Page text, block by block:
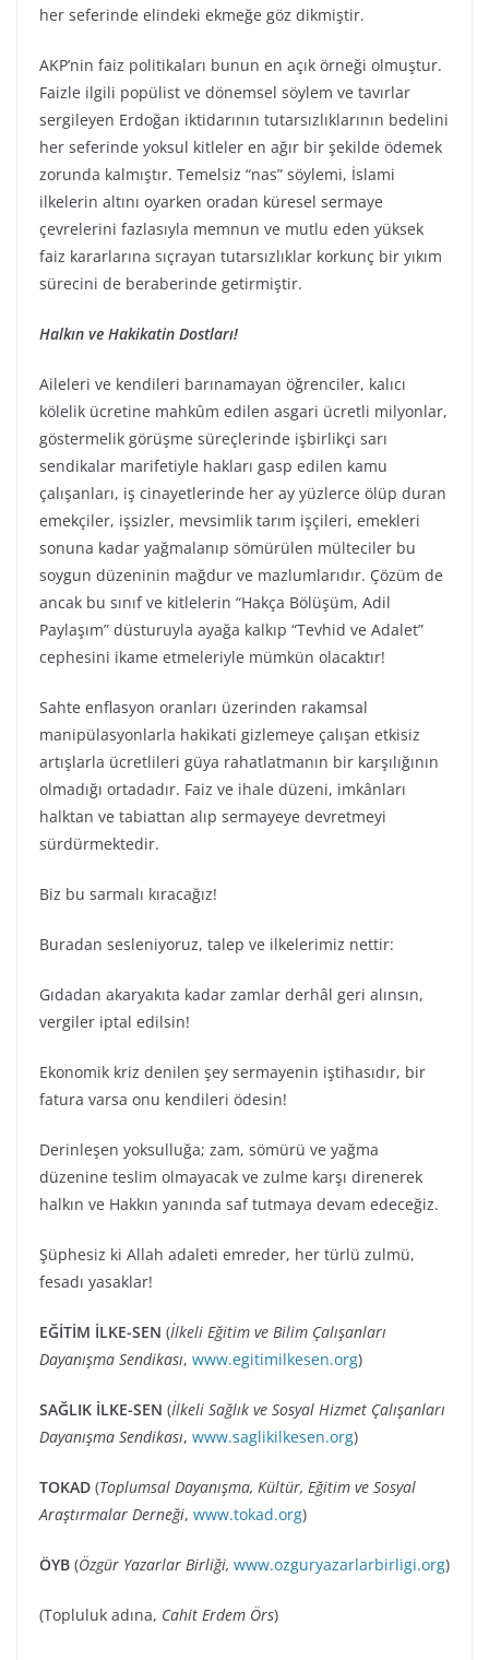
her seferinde elindeki ekmeğe göz dikmiştir.
AKP’nin faiz politikaları bunun en açık örneği olmuştur.
Faizle ilgili popülist ve dönemsel söylem ve tavırlar
sergileyen Erdoğan iktidarının tutarsızlıklarının bedelini
her seferinde yoksul kitleler en ağır bir şekilde ödemek
zorunda kalmıştır. Temelsiz “nas” söylemi, İslami
ilkelerin altını oyarken oradan küresel sermaye
çevrelerini fazlasıyla memnun ve mutlu eden yüksek
faiz kararlarına sıçrayan tutarsızlıklar korkunç bir yıkım
sürecini de beraberinde getirmiştir.
Halkın ve Hakikatin Dostları!
Aileleri ve kendileri barınamayan öğrenciler, kalıcı
kölelik ücretine mahkûm edilen asgari ücretli milyonlar,
göstermelik görüşme süreçlerinde işbirlikçi sarı
sendikalar marifetiyle hakları gasp edilen kamu
çalışanları, iş cinayetlerinde her ay yüzlerce ölüp duran
emekçiler, işsizler, mevsimlik tarım işçileri, emekleri
sonuna kadar yağmalanıp sömürülen mülteciler bu
soygun düzeninin mağdur ve mazlumlarıdır. Çözüm de
ancak bu sınıf ve kitlelerin “Hakça Bölüşüm, Adil
Paylaşım” düsturuyla ayağa kalkıp “Tevhid ve Adalet”
cephesini ikame etmeleriyle mümkün olacaktır!
Sahte enflasyon oranları üzerinden rakamsal
manipülasyonlarla hakikati gizlemeye çalışan etkisiz
artışlarla ücretlileri güya rahatlatmanın bir karşılığının
olmadığı ortadadır. Faiz ve ihale düzeni, imkânları
halktan ve tabiattan alıp sermayeye devretmeyi
sürdürmektedir.
Biz bu sarmalı kıracağız!
Buradan sesleniyoruz, talep ve ilkelerimiz nettir:
Gıdadan akaryakıta kadar zamlar derhâl geri alınsın,
vergiler iptal edilsin!
Ekonomik kriz denilen şey sermayenin iştihasıdır, bir
fatura varsa onu kendileri ödesin!
Derinleşen yoksulluğa; zam, sömürü ve yağma
düzenine teslim olmayacak ve zulme karşı direnerek
halkın ve Hakkın yanında saf tutmaya devam edeceğiz.
Şüphesiz ki Allah adaleti emreder, her türlü zulmü,
fesadı yasaklar!
EĞİTİM İLKE-SEN (İlkeli Eğitim ve Bilim Çalışanları
Dayanışma Sendikası, www.egitimilkesen.org)
SAĞLIK İLKE-SEN (İlkeli Sağlık ve Sosyal Hizmet Çalışanları
Dayanışma Sendikası, www.saglikilkesen.org)
TOKAD (Toplumsal Dayanışma, Kültür, Eğitim ve Sosyal
Araştırmalar Derneği, www.tokad.org)
ÖYB (Özgür Yazarlar Birliği, www.ozguryazarlarbirligi.org)
(Topluluk adına, Cahit Erdem Örs)